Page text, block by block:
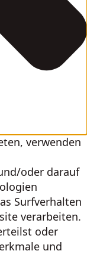
verwenden
oder darauf
Surfverhalten
verarbeiten.
oder
und